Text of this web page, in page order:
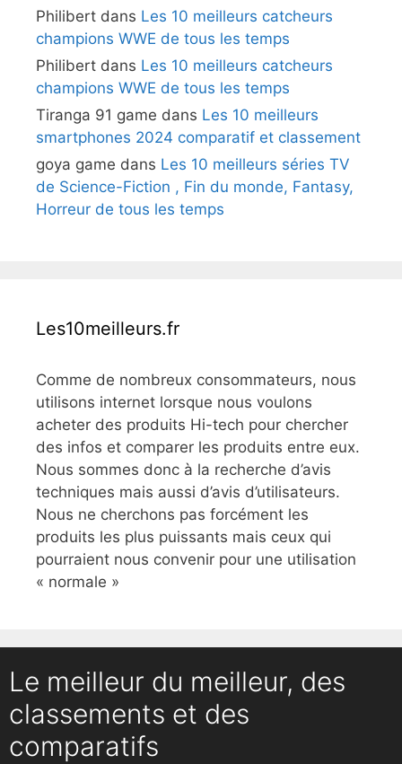
Philibert dans Les 10 meilleurs catcheurs
champions WWE de tous les temps
Philibert dans Les 10 meilleurs catcheurs
champions WWE de tous les temps
Tiranga 91 game dans Les 10 meilleurs
smartphones 2024 comparatif et classement
goya game dans Les 10 meilleurs séries TV
de Science-Fiction , Fin du monde, Fantasy,
Horreur de tous les temps
Les10meilleurs.fr
Comme de nombreux consommateurs, nous
utilisons internet lorsque nous voulons
acheter des produits Hi-tech pour chercher
des infos et comparer les produits entre eux.
Nous sommes donc à la recherche d’avis
techniques mais aussi d’avis d’utilisateurs.
Nous ne cherchons pas forcément les
produits les plus puissants mais ceux qui
pourraient nous convenir pour une utilisation
« normale »
Le meilleur du meilleur, des
classements et des
comparatifs